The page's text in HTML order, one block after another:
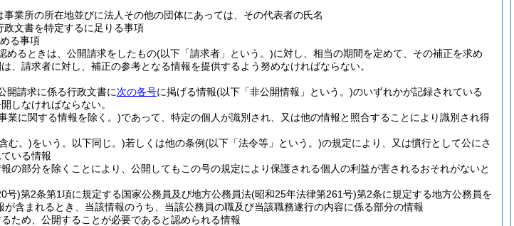
業所の所在地並びに法人その他の団体にあっては、その代表者の氏名
文書を特定するに足りる事項
る事項
めるときは、公開請求をしたもの(以下「請求者」という。)に対し、相当の期間を定めて、その補正を求め
、請求者に対し、補正の参考となる情報を提供するよう努めなければならない。
開請求に係る行政文書に次の各号に掲げる情報(以下「非公開情報」という。)のいずれかが記録されている
しなければならない。
業に関する情報を除く。)であって、特定の個人が識別され、又は他の情報と照合することにより識別され得
む。)をいう。以下同じ。)若しくは他の条例(以下「法令等」という。)の規定により、又は慣行として公にさ
いる情報
の部分を除くことにより、公開してもこの号の規定により保護される個人の利益が害されるおそれがないと
号)第2条第1項に規定する国家公務員及び地方公務員法(昭和25年法律第261号)第2条に規定する地方公務員を
が含まれるとき、当該情報のうち、当該公務員の職及び当該職務遂行の内容に係る部分の情報
ため、公開することが必要であると認められる情報